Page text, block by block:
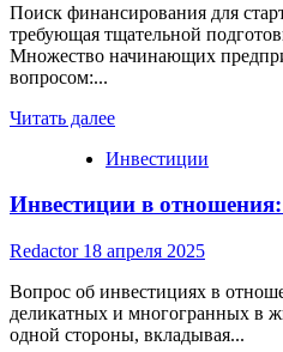
Поиск финансирования для
требующая тщательной
Множество начинающих
вопросом:...
Читать далееRead
about
кого
инвестиции
для
стартапа
Инвестиции
Инвестиции в отношения:
Redactor 18 апреля 2025
Вопрос об инвестициях в
деликатных и многогранных в
одной стороны, вкладывая...